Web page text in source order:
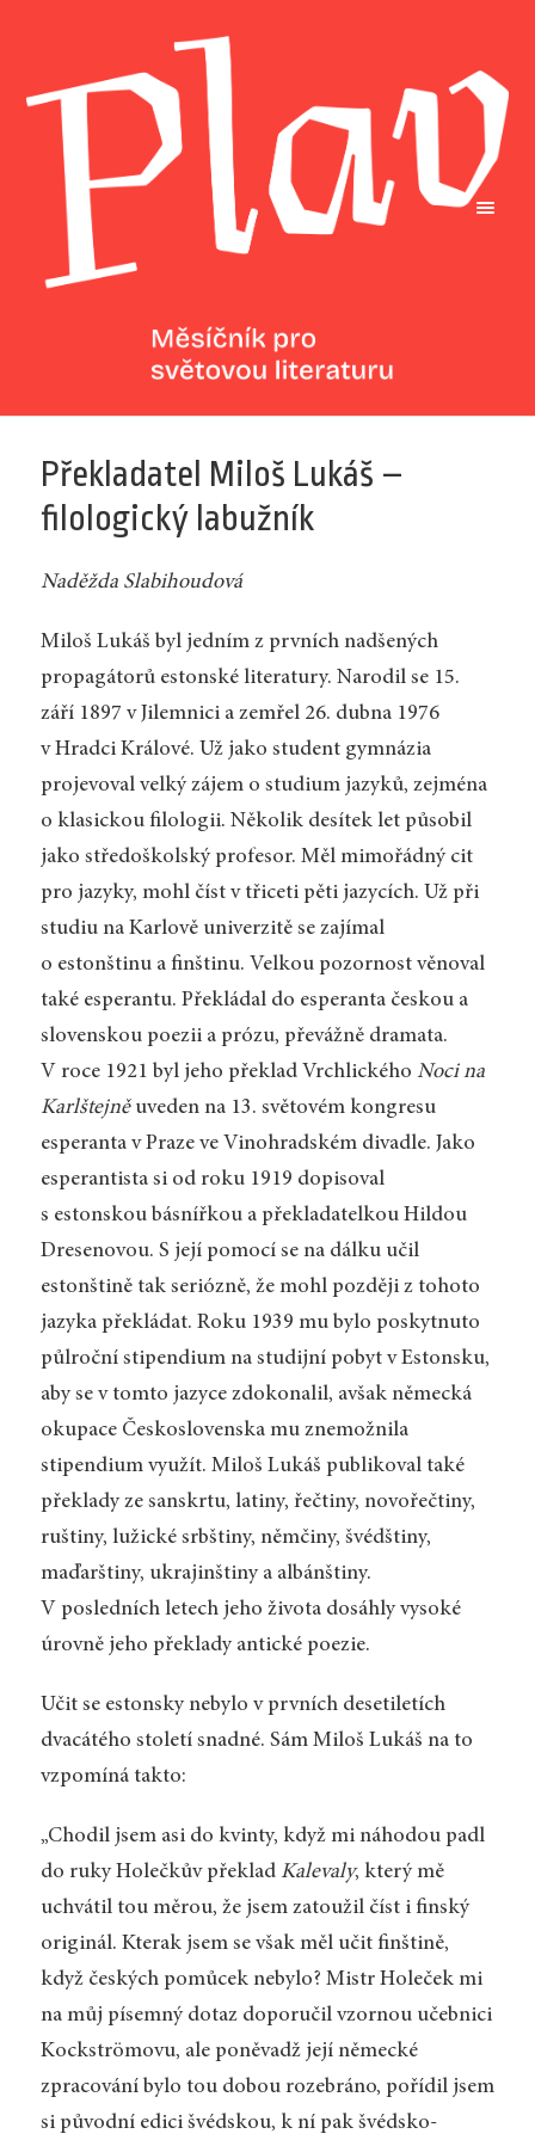
Překladatel Miloš Lukáš –
filologický labužník
Naděžda Slabihoudová
Miloš Lukáš byl jedním z prvních nadšených
propagátorů estonské literatury. Narodil se 15.
září 1897 v Jilemnici a zemřel 26. dubna 1976
v Hradci Králové. Už jako student gymnázia
projevoval velký zájem o studium jazyků, zejména
o klasickou filologii. Několik desítek let působil
jako středoškolský profesor. Měl mimořádný cit
pro jazyky, mohl číst v třiceti pěti jazycích. Už při
studiu na Karlově univerzitě se zajímal
o estonštinu a finštinu. Velkou pozornost věnoval
také esperantu. Překládal do esperanta českou a
slovenskou poezii a prózu, převážně dramata.
V roce 1921 byl jeho překlad Vrchlického Noci na
Karlštejněuveden na 13. světovém kongresu
esperanta v Praze ve Vinohradském divadle. Jako
esperantista si od roku 1919 dopisoval
s estonskou básnířkou a překladatelkou Hildou
Dresenovou. S její pomocí se na dálku učil
estonštině tak seriózně, že mohl později z tohoto
jazyka překládat. Roku 1939 mu bylo poskytnuto
půlroční stipendium na studijní pobyt v Estonsku,
aby se v tomto jazyce zdokonalil, avšak německá
okupace Československa mu znemožnila
stipendium využít. Miloš Lukáš publikoval také
překlady ze sanskrtu, latiny, řečtiny, novořečtiny,
ruštiny, lužické srbštiny, němčiny, švédštiny,
maďarštiny, ukrajinštiny a albánštiny.
V posledních letech jeho života dosáhly vysoké
úrovně jeho překlady antické poezie.
Učit se estonsky nebylo v prvních desetiletích
dvacátého století snadné. Sám Miloš Lukáš na to
vzpomíná takto:
„Chodil jsem asi do kvinty, když mi náhodou padl
do ruky Holečkův překlad Kalevaly, který mě
uchvátil tou měrou, že jsem zatoužil číst i finský
originál. Kterak jsem se však měl učit finštině,
když českých pomůcek nebylo? Mistr Holeček mi
na můj písemný dotaz doporučil vzornou učebnici
Kockströmovu, ale poněvadž její německé
zpracování bylo tou dobou rozebráno, pořídil jsem
si původní edici švédskou, k ní pak švédsko-